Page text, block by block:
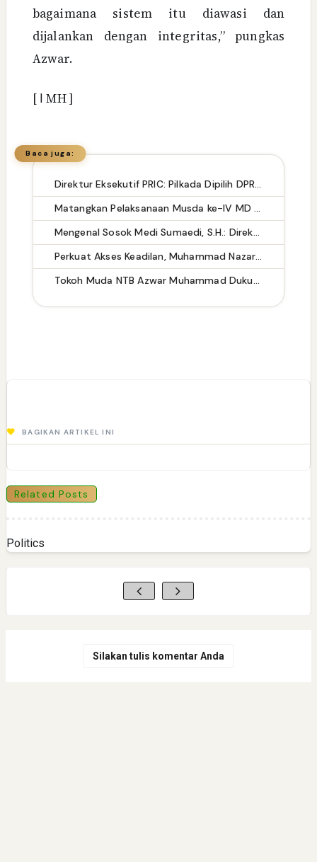
bagaimana sistem itu diawasi dan
dijalankan dengan integritas,” pungkas
Azwar.
[ ا MH ]
Baca juga:
Direktur Eksekutif PRIC: Pilkada Dipilih DPRD Bisa Memperkuat Stabilitas Politik dan Efisiensi Anggaran
Matangkan Pelaksanaan Musda ke-IV MD KAHMI Takalar: Panitia Siap Sukseskan Musda
Mengenal Sosok Medi Sumaedi, S.H.: Direktur Eksekutif KADIN Tangsel dengan Rekam Jejak Kepemimpinan Lintas Sektor
Perkuat Akses Keadilan, Muhammad Nazaruddin Resmikan Pelantikan Pengurus LBH Rakyat Indonesia
Tokoh Muda NTB Azwar Muhammad Dukung Pilkada Lewat DPRD: Tetap Demokratis dan Efisien Anggaran
BAGIKAN ARTIKEL INI
Related Posts
Politics
Silakan tulis komentar Anda